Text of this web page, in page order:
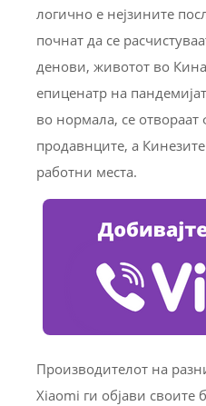
логично е нејзините
почнат да се
денови, животот во
епиценатр на
во нормала, се отвораат
продавнците, а
работни места.
Производителот на
Xiaomi ги објави своите